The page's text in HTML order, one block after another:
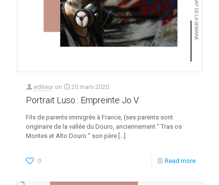
editeur on 20 mars 2020
Portrait Luso : Empreinte Jo V
Fils de parents immigrés à France, (ses parents sont
originaire de la vallée du Douro, anciennement ” Tras os
Montes et Alto Douro ” son père […]
0 Read more